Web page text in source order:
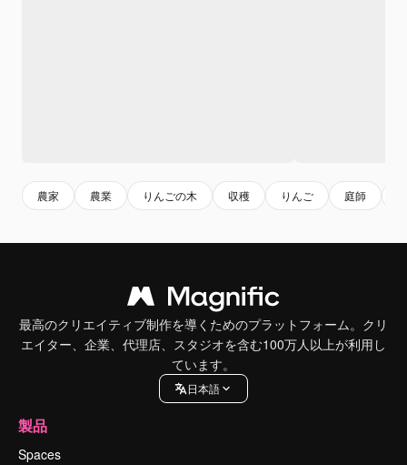
農家 農業 りんごの木 収穫 りんご 庭師
最高のクリエイティブ制作を導くためのプラットフォーム。クリ
エイター、企業、代理店、スタジオを含む100万人以上が利用し
ています。
日本語
製品
Spaces